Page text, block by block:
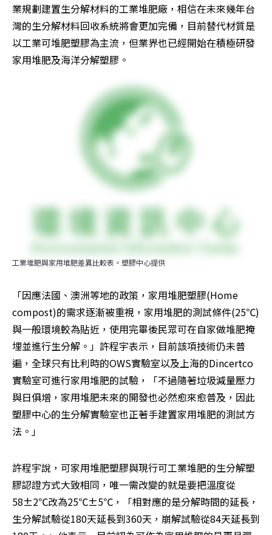
業規劃建置生分解材料的工業堆肥廠，相信在未來幾年台
灣的生分解材料回收系統將會更加完備，目前替代材質是
以工業可堆肥塑膠為主流，但業界也已經開始在積極研發
家用堆肥及海洋分解塑膠。
工業堆肥與家用堆肥差異比較表。塑膠中心提供
「因應法國、澳洲等地的政策，家用堆肥塑膠(Home
compost)的需求逐漸被重視，家用堆肥的測試條件(25℃)
與一般環境較為貼近，使用完畢後民眾可在自家做堆肥掩
埋並進行生分解。」許程宇表示，目前該項技術仍未普
遍，全球只有比利時的OWS實驗室以及上海的Dincertco
實驗室可進行家用堆肥的試驗，「不過隨著垃圾減量壓力
與日俱增，家用堆肥未來的開發也必然愈來愈普及，因此
塑膠中心的生分解實驗室也正著手建置家用堆肥的測試方
法。」
許程宇說，可家用堆肥塑膠與現行可工業堆肥的生分解塑
膠認證方式大致相同，唯一需改變的就是要把溫度從
58±2℃改為25℃±5℃，「相對應的是分解時間的延長，
生分解試驗從180天延長到360天，崩解試驗從84天延長到